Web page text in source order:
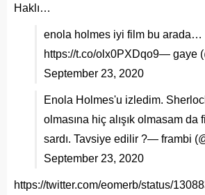
Haklı…
enola holmes iyi film bu arada…
https://t.co/olx0PXDqo9— gaye
September 23, 2020
Enola Holmes'u izledim.
olmasına hiç alışık olmasam da
sardı. Tavsiye edilir ?— frambi
September 23, 2020
https://twitter.com/eomerb/status/